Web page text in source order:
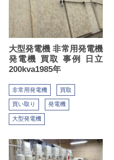
大型発電機 非常用発電機
発電機 買取 事例 日立
200kva1985年
非常用発電機 買取
買い取り 発電機
大型発電機